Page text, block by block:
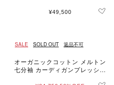
¥49,500
SALE SOLD OUT 返品不可
オーガニックコットン メルトン
七分袖 カーディガンプレッショ